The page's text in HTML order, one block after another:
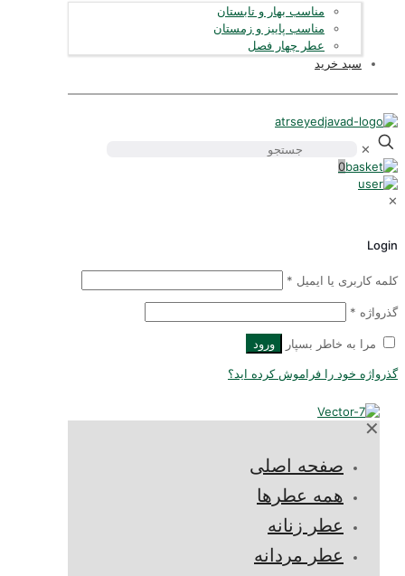
مناسب بهار و تابستان
مناسب پاییز و زمستان
عطر چهار فصل
سبد خرید
✕
0
کاربری یا ایمیل *
*
مرا به خاطر بسپار ورود
خود را فراموش کرده اید؟
✕
صفحه اصلی
همه عطرها
عطر زنانه
عطر مردانه